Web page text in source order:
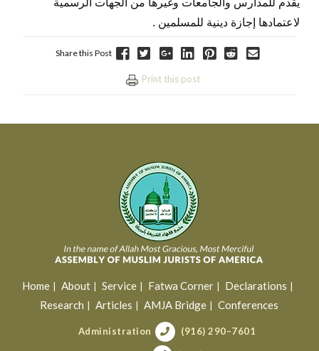
يقدم للمدارس والجامعات وغيرها من الجهات الرسمية
لاعتمادها إجازة دينية للمسلمين .
Share this Post
Print this post
Home About Service Fatwa Corner
Declarations
Research
Articles AMJA Bridge Conferences
Administration (916) 290–7601